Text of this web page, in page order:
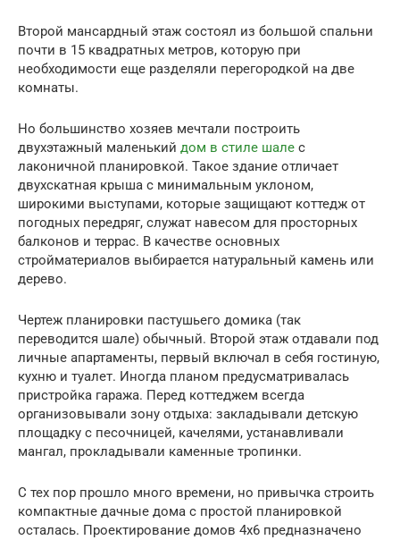
Второй мансардный этаж состоял из большой спальни
почти в 15 квадратных метров, которую при
необходимости еще разделяли перегородкой на две
комнаты.
Но большинство хозяев мечтали построить
двухэтажный маленький дом в стиле шале с
лаконичной планировкой. Такое здание отличает
двухскатная крыша с минимальным уклоном,
широкими выступами, которые защищают коттедж от
погодных передряг, служат навесом для просторных
балконов и террас. В качестве основных
стройматериалов выбирается натуральный камень или
дерево.
Чертеж планировки пастушьего домика (так
переводится шале) обычный. Второй этаж отдавали под
личные апартаменты, первый включал в себя гостиную,
кухню и туалет. Иногда планом предусматривалась
пристройка гаража. Перед коттеджем всегда
организовывали зону отдыха: закладывали детскую
площадку с песочницей, качелями, устанавливали
мангал, прокладывали каменные тропинки.
С тех пор прошло много времени, но привычка строить
компактные дачные дома с простой планировкой
осталась. Проектирование домов 4х6 предназначено